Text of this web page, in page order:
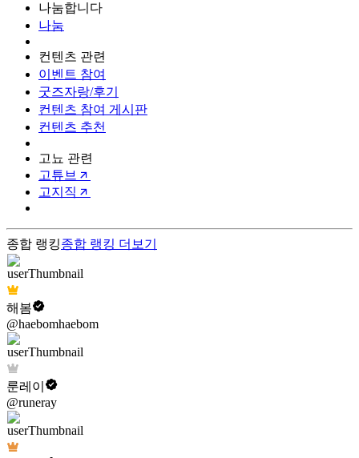
나눔합니다
나눔
컨텐츠 관련
이벤트 참여
굿즈자랑/후기
컨텐츠 참여 게시판
컨텐츠 추천
고뇨 관련
고튜브
고지직
종합 랭킹종합 랭킹 더보기
해봄
@haebomhaebom
룬레이
@runeray